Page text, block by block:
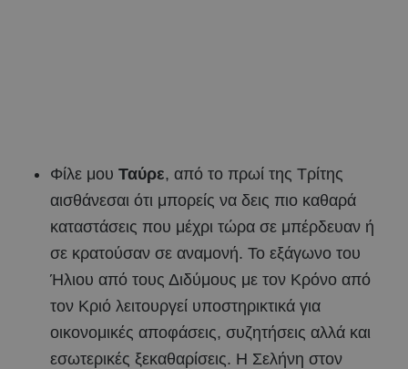
Φίλε μου Ταύρε, από το πρωί της Τρίτης
αισθάνεσαι ότι μπορείς να δεις πιο καθαρά
καταστάσεις που μέχρι τώρα σε μπέρδευαν ή
σε κρατούσαν σε αναμονή. Το εξάγωνο του
Ήλιου από τους Διδύμους με τον Κρόνο από
τον Κριό λειτουργεί υποστηρικτικά για
οικονομικές αποφάσεις, συζητήσεις αλλά και
εσωτερικές ξεκαθαρίσεις. Η Σελήνη στον